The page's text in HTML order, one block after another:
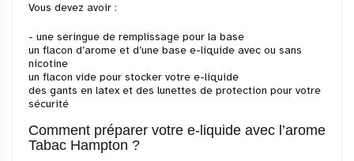
Vous devez avoir :
- une seringue de remplissage pour la base
un flacon d’arome et d’une base e-liquide avec ou sans
nicotine
un flacon vide pour stocker votre e-liquide
des gants en latex et des lunettes de protection pour votre
sécurité
Comment préparer votre e-liquide avec l’arome
Tabac Hampton ?